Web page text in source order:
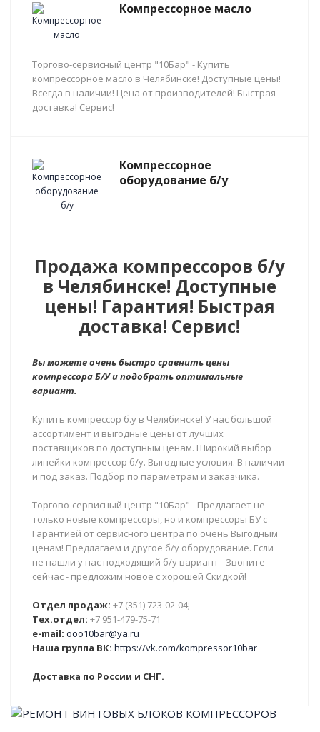
Компрессорное масло
Торгово-сервисный центр "10Бар" - Купить
компрессорное масло в Челябинске! Доступные цены!
Всегда в наличии! Цена от производителей! Быстрая
доставка! Сервис!
Компрессорное
оборудование б/у
Продажа компрессоров б/у
в Челябинске! Доступные
цены! Гарантия! Быстрая
доставка! Сервис!
Вы можете очень быстро сравнить цены
компрессора Б/У и подобрать оптимальные
вариант.
Купить компрессор б.у в Челябинске! У нас большой
ассортимент и выгодные цены от лучших
поставщиков по доступным ценам. Широкий выбор
линейки компрессор б/у. Выгодные условия. В наличии
и под заказ. Подбор по параметрам и заказчика.
Торгово-сервисный центр "10Бар" - Предлагает не
только новые компрессоры, но и компрессоры БУ с
Гарантией от сервисного центра по очень Выгодным
ценам! Предлагаем и другое б/у оборудование. Если
не нашли у нас подходящий б/у вариант - Звоните
сейчас - предложим новое с хорошей Скидкой!
Отдел продаж: +7 (351) 723-02-04;
Тех.отдел: +7 951-479-75-71
e-mail: ooo10bar@ya.ru
Наша группа ВК: https://vk.com/kompressor10bar
Доставка по России и СНГ.